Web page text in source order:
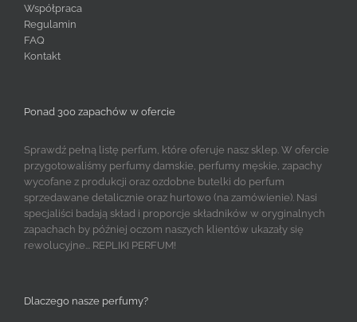
Współpraca
Regulamin
FAQ
Kontakt
Ponad 300 zapachów w ofercie
Sprawdź pełną listę perfum, które oferuje nasz sklep. W ofercie
przygotowaliśmy perfumy damskie, perfumy męskie, zapachy
wycofane z produkcji oraz ozdobne butelki do perfum
sprzedawane detalicznie oraz hurtowo (na zamówienie). Nasi
specjaliści badają skład i proporcje składników w oryginalnych
zapachach by później oczom naszych klientów ukazały się
rewolucyjne... REPLIKI PERFUM!
Dlaczego nasze perfumy?